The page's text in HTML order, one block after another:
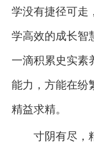
学没有捷径可走
学高效的成长智
一滴积累史实素
能力，方能在纷
精益求精。
寸阴有尽，